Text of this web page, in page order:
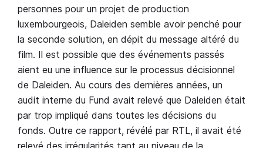
personnes pour un projet de production
luxembourgeois, Daleiden semble avoir penché pour
la seconde solution, en dépit du message altéré du
film. Il est possible que des événements passés
aient eu une influence sur le processus décisionnel
de Daleiden. Au cours des dernières années, un
audit interne du Fund avait relevé que Daleiden était
par trop impliqué dans toutes les décisions du
fonds. Outre ce rapport, révélé par RTL, il avait été
relevé des irrégularités tant au niveau de la